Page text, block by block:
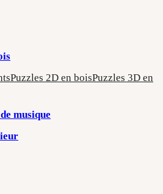
Puzzles 2D en boisPuzzles 3D en
musique